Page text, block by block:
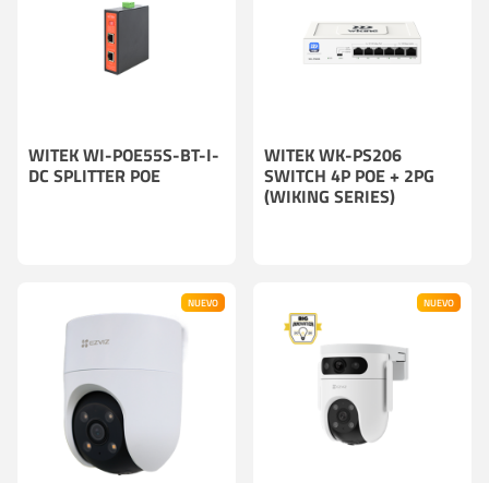
WITEK WI-POE55S-BT-I-
DC SPLITTER POE
WITEK WK-PS206
SWITCH 4P POE + 2PG
(WIKING SERIES)
NUEVO NUEVO